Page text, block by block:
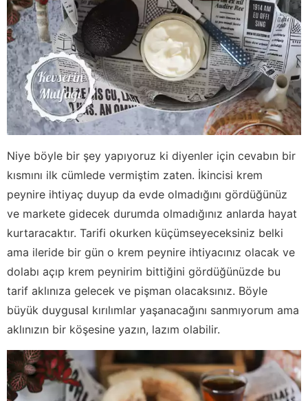
Niye böyle bir şey yapıyoruz ki diyenler için cevabın bir
kısmını ilk cümlede vermiştim zaten. İkincisi krem
peynire ihtiyaç duyup da evde olmadığını gördüğünüz
ve markete gidecek durumda olmadığınız anlarda hayat
kurtaracaktır. Tarifi okurken küçümseyeceksiniz belki
ama ileride bir gün o krem peynire ihtiyacınız olacak ve
dolabı açıp krem peynirim bittiğini gördüğünüzde bu
tarif aklınıza gelecek ve pişman olacaksınız. Böyle
büyük duygusal kırılımlar yaşanacağını sanmıyorum ama
aklınızın bir köşesine yazın, lazım olabilir.